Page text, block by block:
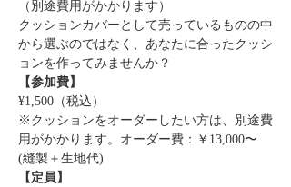
（別途費用がかかります）
クッションカバーとして売っているものの中
から選ぶのではなく、あなたに合ったクッシ
ョンを作ってみませんか？
【参加費】
¥1,500（税込）
※クッションをオーダーしたい方は、別途費
用がかかります。オーダー費：￥13,000〜
(縫製＋生地代)
【定員】